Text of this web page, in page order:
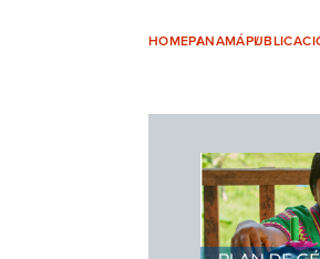
HOMEPANAMÁ